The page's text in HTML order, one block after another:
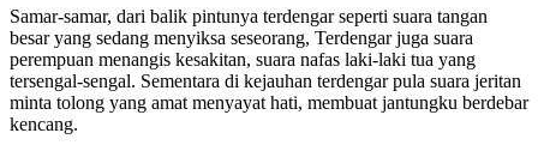
Samar-samar, dari balik pintunya terdengar seperti suara tangan
besar yang sedang menyiksa seseorang, Terdengar juga suara
perempuan menangis kesakitan, suara nafas laki-laki tua yang
tersengal-sengal. Sementara di kejauhan terdengar pula suara jeritan
minta tolong yang amat menyayat hati, membuat jantungku berdebar
kencang.